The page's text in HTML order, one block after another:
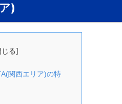
ア)
る]
関西エリア)の特